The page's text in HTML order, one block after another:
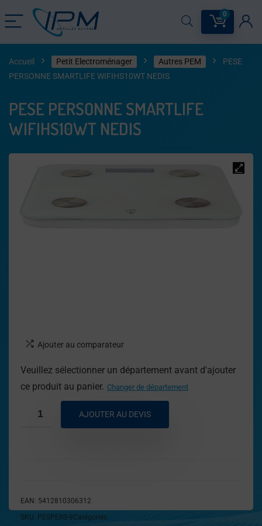
0
Accueil Petit Electroménager Autres PEM
PESE
PERSONNE SMARTLIFE WIFIHS10WT NEDIS
PESE PERSONNE SMARTLIFE
WIFIHS10WT NEDIS
Ajouter au comparateur
Veuillez sélectionner un département avant d'ajouter
ce produit au panier. Changer de département
AJOUTER AU DEVIS
EAN: 5412810306312
SKU: PESPERS-9Catégories: ,